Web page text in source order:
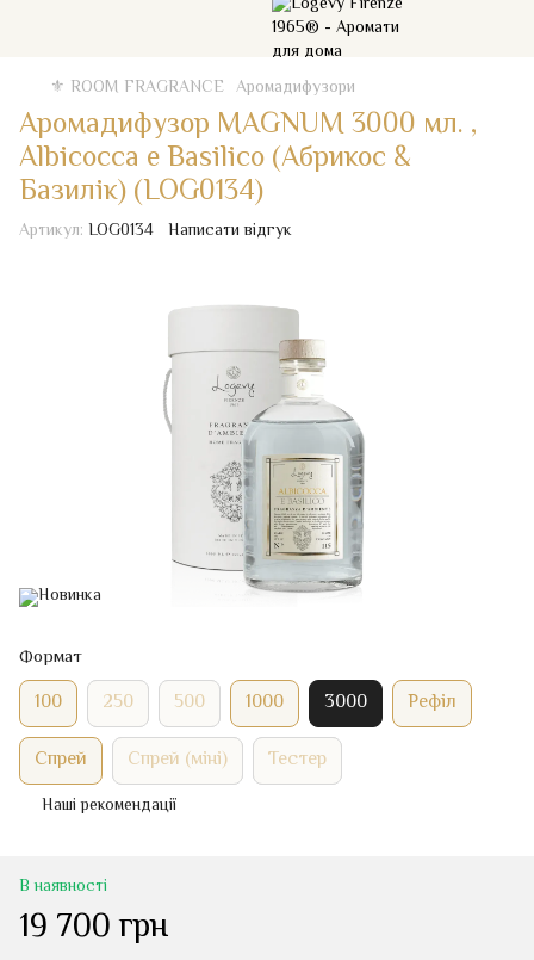
⚜️ ROOM FRAGRANCE Аромадифузори
Аромадифузор MAGNUM 3000 мл. ,
Albicocca e Basilico (Абрикос &
Базилік) (LOG0134)
Артикул: LOG0134 Написати відгук
Формат
100 250 500 1000 3000
Рефіл
Спрей
Спрей (міні) Тестер
Наші рекомендації
В наявності
19 700 грн